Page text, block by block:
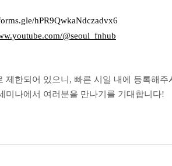
hPR9QwkaNdczadvx6
@seoul_fnhub
제한되어 있으니, 빠른 시일 내에 등록해주
미나에서 여러분을 만나기를 기대합니다!